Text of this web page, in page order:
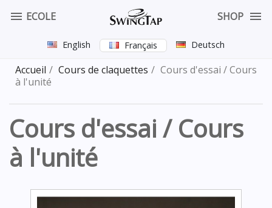
 ECOLE SHOP 
English Français Deutsch
Accueil Cours de claquettes
Cours d'essai / Cours
à l'unité
Cours d'essai / Cours
à l'unité